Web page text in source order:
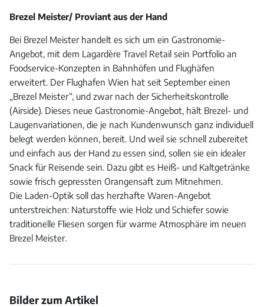
Brezel Meister/ Proviant aus der Hand
Bei Brezel Meister handelt es sich um ein Gastronomie-
Angebot, mit dem Lagardère Travel Retail sein Portfolio an
Foodservice-Konzepten in Bahnhöfen und Flughäfen
erweitert. Der Flughafen Wien hat seit September einen
„Brezel Meister“, und zwar nach der Sicherheitskontrolle
(Airside). Dieses neue Gastronomie-Angebot, hält Brezel- und
Laugenvariationen, die je nach Kundenwunsch ganz individuell
belegt werden können, bereit. Und weil sie schnell zubereitet
und einfach aus der Hand zu essen sind, sollen sie ein idealer
Snack für Reisende sein. Dazu gibt es Heiß- und Kaltgetränke
sowie frisch gepressten Orangensaft zum Mitnehmen.
Die Laden-Optik soll das herzhafte Waren-Angebot
unterstreichen: Naturstoffe wie Holz und Schiefer sowie
traditionelle Fliesen sorgen für warme Atmosphäre im neuen
Brezel Meister.
Bilder zum Artikel